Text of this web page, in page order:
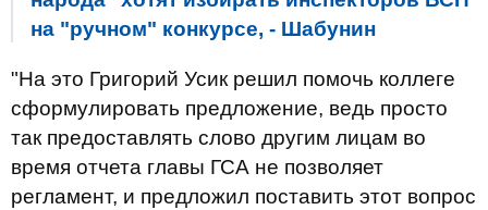
на "ручном" конкурсе, - Шабунин
"На это Григорий Усик решил помочь коллеге
сформулировать предложение, ведь просто
так предоставлять слово другим лицам во
время отчета главы ГСА не позволяет
регламент, и предложил поставить этот вопрос